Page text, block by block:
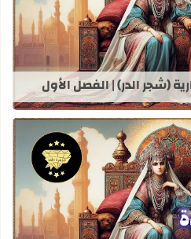
قراءة المزيد عن ملخص قصة - طموح
(شجر الدر) | الفصل الأول
قراءة المزيد عن ملخص قصة - طموح